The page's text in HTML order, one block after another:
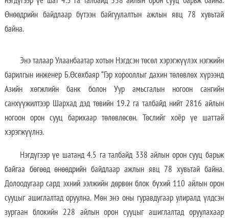
Өнөөдрийн байдлаар бүтээн байгуулалтын ажлын явц 78 хувьтай
байна.
Энэ талаар Улаанбаатар хотын Нэгдсэн төсөл хэрэгжүүлэх нэгжийн
барилгын инженер Б.Өсөхбаяр “Гэр хорооллыг дахин төлөвлөх хүрээнд
Азийн хөгжлийн банк болон Уур амьсгалын ногоон сангийн
санхүүжилтээр Шархад дэд төвийн 19.2 га талбайд нийт 2816 айлын
ногоон орон сууц барихаар төлөвлөсөн. Төслийг хоёр үе шаттай
хэрэгжүүлнэ.
Нэгдүгээр үе шатанд 4.5 га талбайд 338 айлын орон сууц барьж
байгаа бөгөөд өнөөдрийн байдлаар ажлын явц 78 хувьтай байна.
Долоодугаар сард эхний ээлжийн дөрвөн блок бүхий 110 айлын орон
сууцыг ашиглалтад оруулна. Мөн энэ оны гуравдугаар улиралд үлдсэн
зургаан блокийн 228 айлын орон сууцыг ашиглалтад оруулахаар